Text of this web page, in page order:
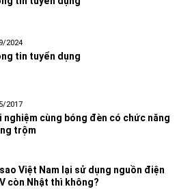
2024
tin tuyển dụng
2017
nghiệm cùng bóng đèn có chức năng
trộm
Việt Nam lại sử dụng nguồn điện
còn Nhật thì không?